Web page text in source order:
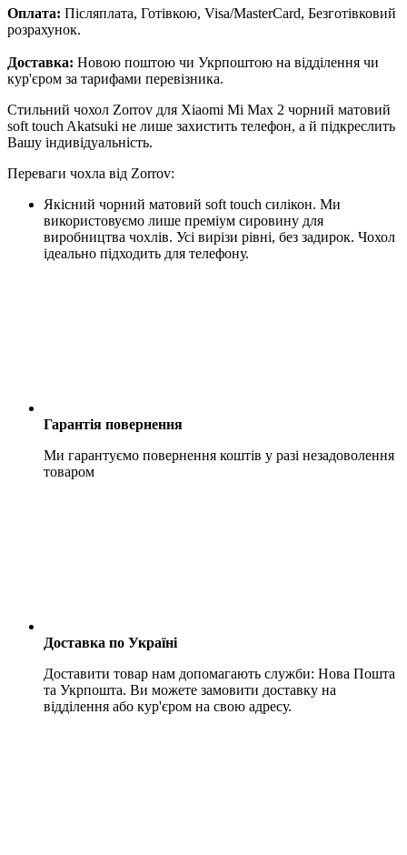
Оплата: Післяплата, Готівкою, Visa/MasterCard, Безготівковий
розрахунок.
Доставка: Новою поштою чи Укрпоштою на відділення чи
кур'єром за тарифами перевізника.
Стильний чохол Zorrov для Xiaomi Mi Max 2 чорний матовий
soft touch Akatsuki не лише захистить телефон, а й підкреслить
Вашу індивідуальність.
Переваги чохла від Zorrov:
Якісний чорний матовий soft touch силікон. Ми
використовуємо лише преміум сировину для
виробництва чохлів. Усі вирізи рівні, без задирок. Чохол
ідеально підходить для телефону.
Гарантія повернення
Ми гарантуємо повернення коштів у разі незадоволення
товаром
Доставка по Україні
Доставити товар нам допомагають служби: Нова Пошта
та Укрпошта. Ви можете замовити доставку на
відділення або кур'єром на свою адресу.